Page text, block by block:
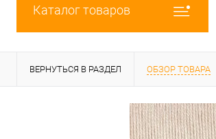
Каталог товаров
ВЕРНУТЬСЯ В РАЗДЕЛ ОБЗОР ТОВАРА